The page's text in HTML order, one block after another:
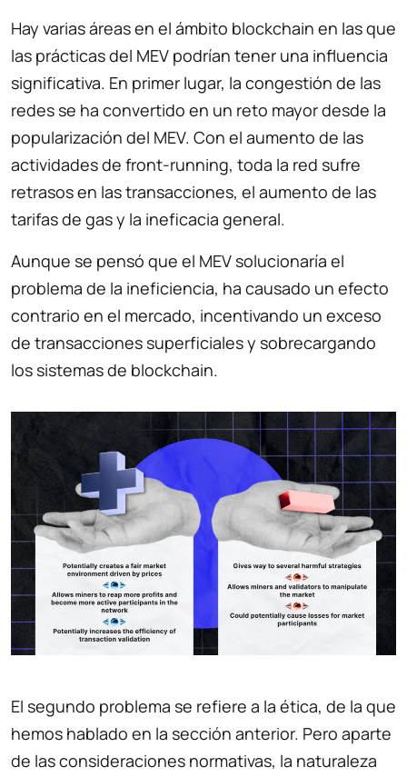
Hay varias áreas en el ámbito blockchain en las que
las prácticas del MEV podrían tener una influencia
significativa. En primer lugar, la congestión de las
redes se ha convertido en un reto mayor desde la
popularización del MEV. Con el aumento de las
actividades de front-running, toda la red sufre
retrasos en las transacciones, el aumento de las
tarifas de gas y la ineficacia general.
Aunque se pensó que el MEV solucionaría el
problema de la ineficiencia, ha causado un efecto
contrario en el mercado, incentivando un exceso
de transacciones superficiales y sobrecargando
los sistemas de blockchain.
El segundo problema se refiere a la ética, de la que
hemos hablado en la sección anterior. Pero aparte
de las consideraciones normativas, la naturaleza